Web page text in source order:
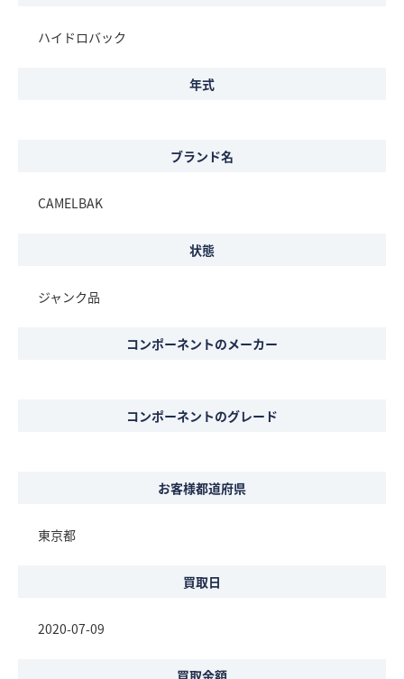
ハイドロバック
年式
ブランド名
CAMELBAK
状態
ジャンク品
コンポーネントのメーカー
コンポーネントのグレード
お客様都道府県
東京都
買取日
2020-07-09
買取金額